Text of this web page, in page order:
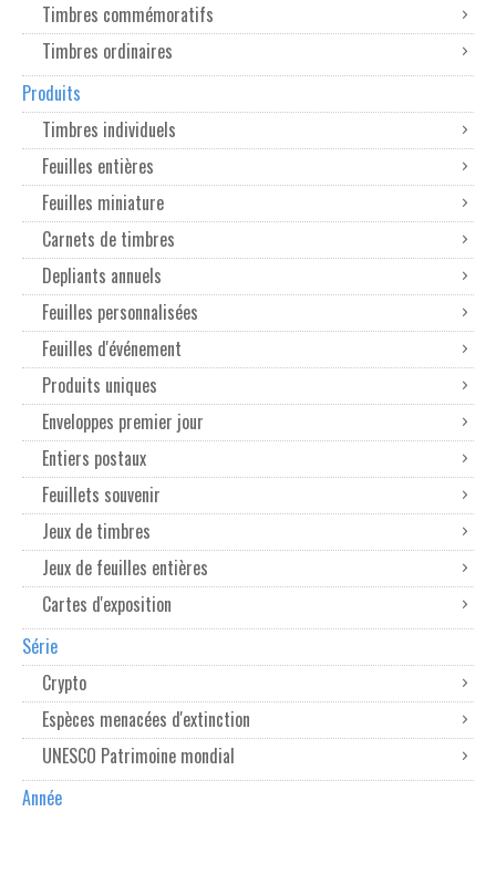
Timbres commémoratifs
Timbres ordinaires
Produits
Timbres individuels
Feuilles entières
Feuilles miniature
Carnets de timbres
Depliants annuels
Feuilles personnalisées
Feuilles d'événement
Produits uniques
Enveloppes premier jour
Entiers postaux
Feuillets souvenir
Jeux de timbres
Jeux de feuilles entières
Cartes d'exposition
Série
Crypto
Espèces menacées d'extinction
UNESCO Patrimoine mondial
Année